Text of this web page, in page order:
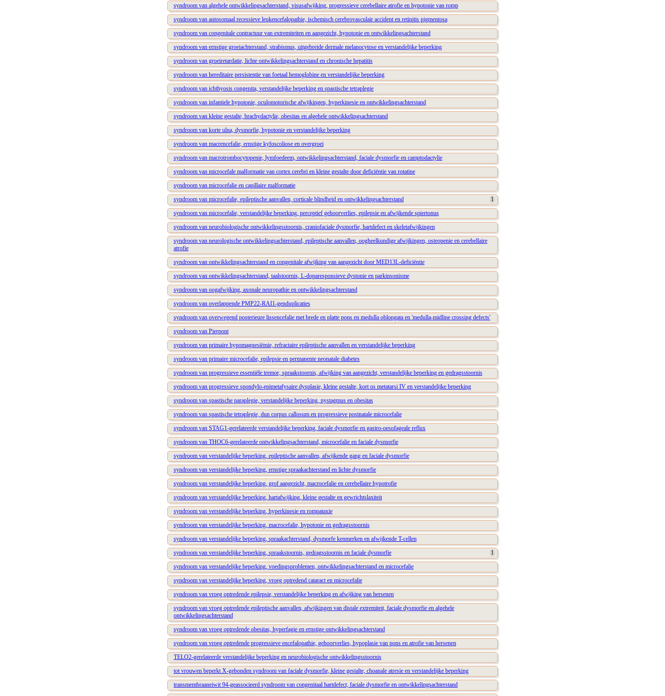
syndroom van algehele ontwikkelingsachterstand, visusafwijking, progressieve cerebellaire atrofie en hypotonie van romp
syndroom van autosomaal recessieve leukencefalopathie, ischemisch cerebrovasculair accident en retinitis pigmentosa
syndroom van congenitale contractuur van extremiteiten en aangezicht, hypotonie en ontwikkelingsachterstand
syndroom van ernstige groeiachterstand, strabismus, uitgebreide dermale melanocytose en verstandelijke beperking
syndroom van groeiretardatie, lichte ontwikkelingsachterstand en chronische hepatitis
syndroom van hereditaire persistentie van foetaal hemoglobine en verstandelijke beperking
syndroom van ichthyosis congenita, verstandelijke beperking en spastische tetraplegie
syndroom van infantiele hypotonie, oculomotorische afwijkingen, hyperkinesie en ontwikkelingsachterstand
syndroom van kleine gestalte, brachydactylie, obesitas en algehele ontwikkelingsachterstand
syndroom van korte ulna, dysmorfie, hypotonie en verstandelijke beperking
syndroom van macrencefalie, ernstige kyfoscoliose en overgroei
syndroom van macrotrombocytopenie, lymfoedeem, ontwikkelingsachterstand, faciale dysmorfie en camptodactylie
syndroom van microcefale malformatie van cortex cerebri en kleine gestalte door deficiëntie van rotatine
syndroom van microcefalie en capillaire malformatie
syndroom van microcefalie, epileptische aanvallen, corticale blindheid en ontwikkelingsachterstand
1
syndroom van microcefalie, verstandelijke beperking, perceptief gehoorverlies, epilepsie en afwijkende spiertonus
syndroom van neurobiologische ontwikkelingsstoornis, craniofaciale dysmorfie, hartdefect en skeletafwijkingen
syndroom van neurologische ontwikkelingsachterstand, epileptische aanvallen, oogheelkundige afwijkingen, osteopenie en cerebellaire
atrofie
syndroom van ontwikkelingsachterstand en congenitale afwijking van aangezicht door MED13L-deficiëntie
syndroom van ontwikkelingsachterstand, taalstoornis, L-doparesponsieve dystonie en parkinsonisme
syndroom van oogafwijking, axonale neuropathie en ontwikkelingsachterstand
syndroom van overlappende PMP22-RAI1-genduplicaties
syndroom van overwegend posterieure lissencefalie met brede en platte pons en medulla oblongata en 'medulla-midline crossing defects'
syndroom van Pierpont
syndroom van primaire hypomagnesiëmie, refractaire epileptische aanvallen en verstandelijke beperking
syndroom van primaire microcefalie, epilepsie en permanente neonatale diabetes
syndroom van progressieve essentiële tremor, spraakstoornis, afwijking van aangezicht, verstandelijke beperking en gedragsstoornis
syndroom van progressieve spondylo-epimetafysaire dysplasie, kleine gestalte, kort os metatarsi IV en verstandelijke beperking
syndroom van spastische paraplegie, verstandelijke beperking, nystagmus en obesitas
syndroom van spastische tetraplegie, dun corpus callosum en progressieve postnatale microcefalie
syndroom van STAG1-gerelateerde verstandelijke beperking, faciale dysmorfie en gastro-oesofageale reflux
syndroom van THOC6-gerelateerde ontwikkelingsachterstand, microcefalie en faciale dysmorfie
syndroom van verstandelijke beperking, epileptische aanvallen, afwijkende gang en faciale dysmorfie
syndroom van verstandelijke beperking, ernstige spraakachterstand en lichte dysmorfie
syndroom van verstandelijke beperking, grof aangezicht, macrocefalie en cerebellaire hypotrofie
syndroom van verstandelijke beperking, hartafwijking, kleine gestalte en gewrichtslaxiteit
syndroom van verstandelijke beperking, hyperkinesie en rompataxie
syndroom van verstandelijke beperking, macrocefalie, hypotonie en gedragsstoornis
syndroom van verstandelijke beperking, spraakachterstand, dysmorfe kenmerken en afwijkende T-cellen
syndroom van verstandelijke beperking, spraakstoornis, gedragsstoornis en faciale dysmorfie
1
syndroom van verstandelijke beperking, voedingsproblemen, ontwikkelingsachterstand en microcefalie
syndroom van verstandelijke beperking, vroeg optredend cataract en microcefalie
syndroom van vroeg optredende epilepsie, verstandelijke beperking en afwijking van hersenen
syndroom van vroeg optredende epileptische aanvallen, afwijkingen van distale extremiteit, faciale dysmorfie en algehele
ontwikkelingsachterstand
syndroom van vroeg optredende obesitas, hyperfagie en ernstige ontwikkelingsachterstand
syndroom van vroeg optredende progressieve encefalopathie, gehoorverlies, hypoplasie van pons en atrofie van hersenen
TELO2-gerelateerde verstandelijke beperking en neurobiologische ontwikkelingsstoornis
tot vrouwen beperkt X-gebonden syndroom van faciale dysmorfie, kleine gestalte, choanale atresie en verstandelijke beperking
transmembraaneiwit 94-geassocieerd syndroom van congenitaal hartdefect, faciale dysmorfie en ontwikkelingsachterstand